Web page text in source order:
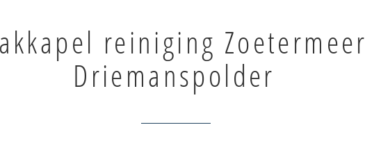
reiniging Zoetermeer
Driemanspolder